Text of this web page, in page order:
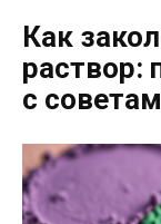
Как
раствор:
с